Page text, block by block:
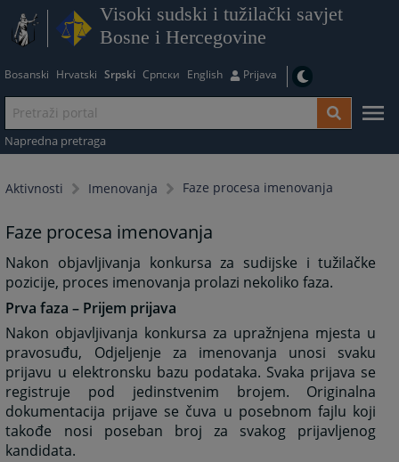
Visoki sudski i tužilački savjet
Bosne i Hercegovine
Bosanski Hrvatski Srpski Српски English Prijava
Napredna pretraga
Aktivnosti Imenovanja Faze procesa imenovanja
Faze procesa imenovanja
Nakon objavljivanja konkursa za sudijske i tužilačke
pozicije, proces imenovanja prolazi nekoliko faza.
Prva faza – Prijem prijava
Nakon objavljivanja konkursa za upražnjena mjesta u
pravosuđu, Odjeljenje za imenovanja unosi svaku
prijavu u elektronsku bazu podataka. Svaka prijava se
registruje pod jedinstvenim brojem. Originalna
dokumentacija prijave se čuva u posebnom fajlu koji
takođe nosi poseban broj za svakog prijavljenog
kandidata.